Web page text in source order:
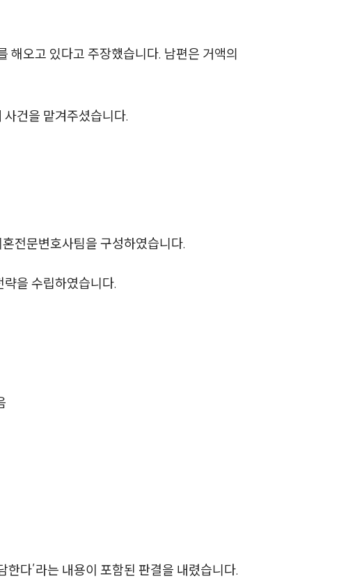
오시는 길
이혼 주요 업무사례
구성원 소개
해오고 있다고 주장했습니다. 남편은 거액의
건을 맡겨주셨습니다.
전문변호사팀을 구성하였습니다.
을 수립하였습니다.
다’라는 내용이 포함된 판결을 내렸습니다.